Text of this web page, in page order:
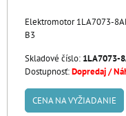
Elektromotor 1LA7073-
B3
Skladové číslo: 1LA7073-
Dostupnosť:Dopredaj /
CENA NA VYŽIADANIE